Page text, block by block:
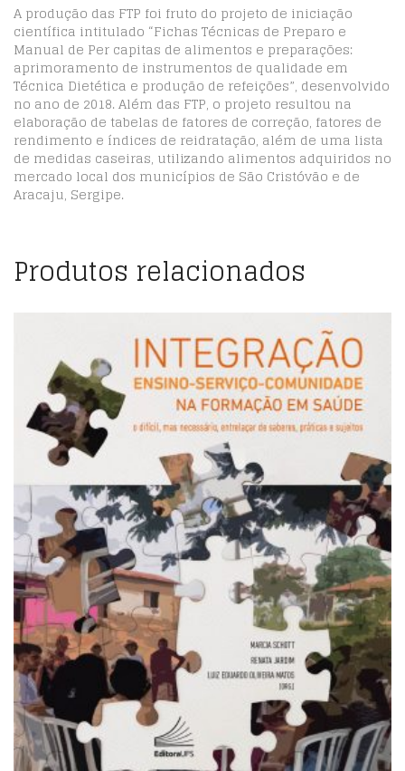
A produção das FTP foi fruto do projeto de iniciação
científica intitulado “Fichas Técnicas de Preparo e
Manual de Per capitas de alimentos e preparações:
aprimoramento de instrumentos de qualidade em
Técnica Dietética e produção de refeições”, desenvolvido
no ano de 2018. Além das FTP, o projeto resultou na
elaboração de tabelas de fatores de correção, fatores de
rendimento e índices de reidratação, além de uma lista
de medidas caseiras, utilizando alimentos adquiridos no
mercado local dos municípios de São Cristóvão e de
Aracaju, Sergipe.
Produtos relacionados